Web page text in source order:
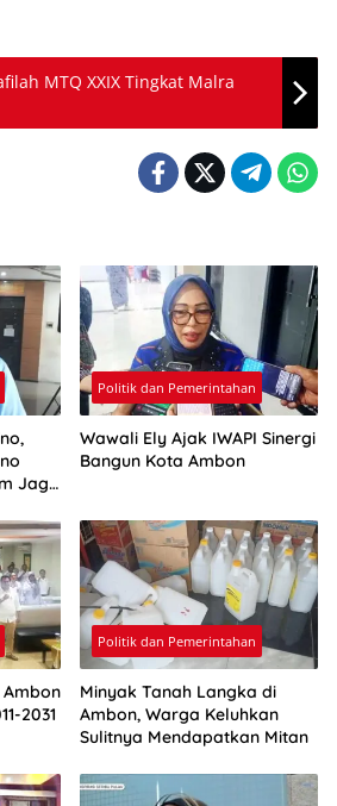
MTQ XXIX Tingkat Malra
Jaga
Politik dan Pemerintahan
Wawali Ely Ajak IWAPI Sinergi
Bangun Kota Ambon
2031
Politik dan Pemerintahan
Minyak Tanah Langka di
Ambon, Warga Keluhkan
Sulitnya Mendapatkan Mitan